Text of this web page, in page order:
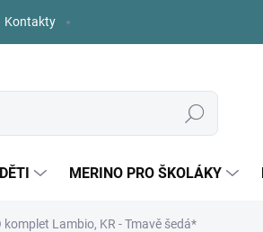
Kontakty
Hledat
MERINO PRO ŠKOLÁKY
Lambio, KR - Tmavě šedá*